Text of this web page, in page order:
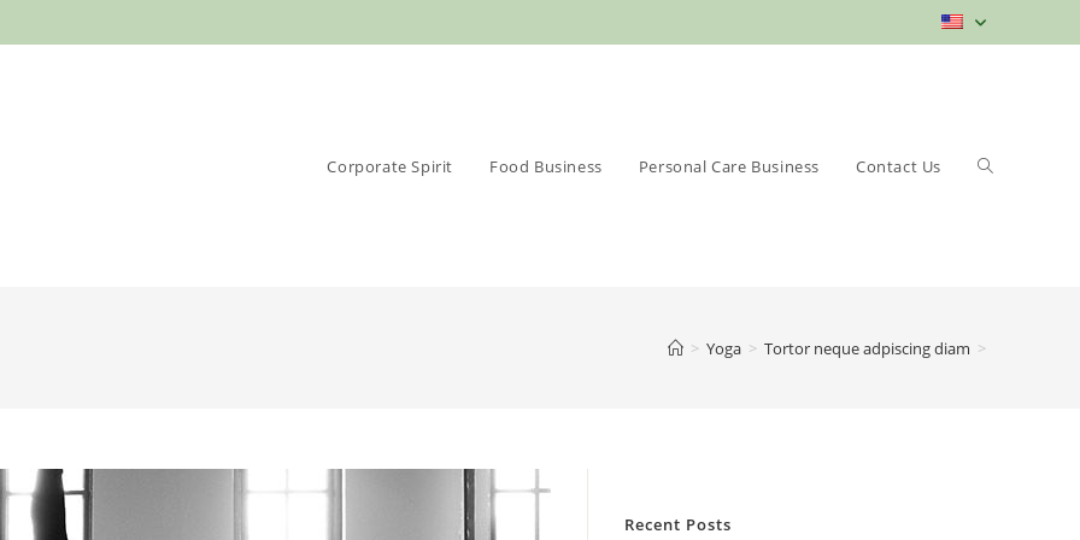
Corporate Spirit Food Business Personal Care Business Contact Us Toggle
> Yoga > Tortor neque adpiscing diam >
Recent Posts